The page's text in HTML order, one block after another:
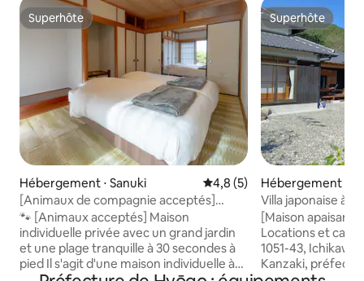
Superhôte
Superhôte
Hébergement ⋅ Sanuki Évaluation moyenne sur la
4,8 (5)
[Animaux de compagnie acceptés]
Maison individuelle spacieuse à 30
secondes à pied de la plage ! Avec un
grand jardin / À 3 minutes en voiture de
l'échangeur Tsuda-Higashi
🐾 [Animaux acceptés] Maison
individuelle privée avec un grand jardin
et une plage tranquille à 30 secondes à
pied Il s'agit d'une maison individuelle à
Superhôte
Superhôte
Hébergement ⋅
Villa japonaise à
barbecue ! Sauna
Bain en plein air
Hôtel de guérison
forêt
[Maison
Locations et
1051-43,
Kanzaki,